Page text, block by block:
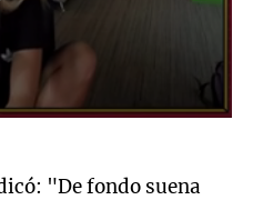
"De fondo suena